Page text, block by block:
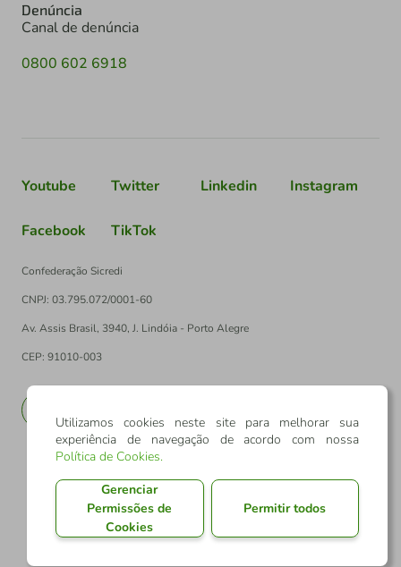
Denúncia
Canal de denúncia
0800 602 6918
Youtube Twitter Linkedin Instagram
Facebook TikTok
Confederação Sicredi
CNPJ: 03.795.072/0001-60
Av. Assis Brasil, 3940, J. Lindóia - Porto Alegre
CEP: 91010-003
Utilizamos cookies neste site para melhorar sua
experiência de navegação de acordo com nossa
Política de Cookies.
Gerenciar
Permissões de
Cookies
Permitir todos